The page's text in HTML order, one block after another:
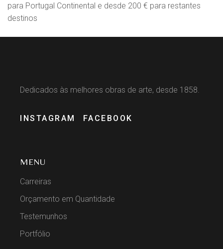
para Portugal Continental e desde 200 € para restantes
destinos
Dedicados às melhores obras de arte, desde 1858.
INSTAGRAM FACEBOOK
MENU
Carreiras
Orçamento em Quantidade
Testemunhos
Portfólio